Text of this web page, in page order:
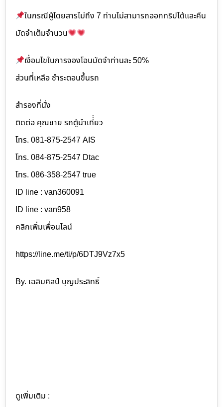
ในกรณีผู้โดยสารไม่ถึง 7 ท่านไม่สามารถออกทริปได้และคืน
มัดจำเต็มจำนวน
เงื่อนไขในการจองโอนมัดจำท่านละ 50%
ส่วนที่เหลือ ชำระตอนขึ้นรถ
สำรองที่นั่ง
ติดต่อ คุณชาย รถตู้นำเที่่ยว
โทร. 081-875-2547 AIS
โทร. 084-875-2547 Dtac
โทร. 086-358-2547 true
ID line : van360091
ID line : van958
คลิกเพิ่มเพื่อนไลน์
https://line.me/ti/p/6DTJ9Vz7x5
By. เฉลิมศิลป์ บุญประสิทธิ์
ดูเพิ่มเติม :